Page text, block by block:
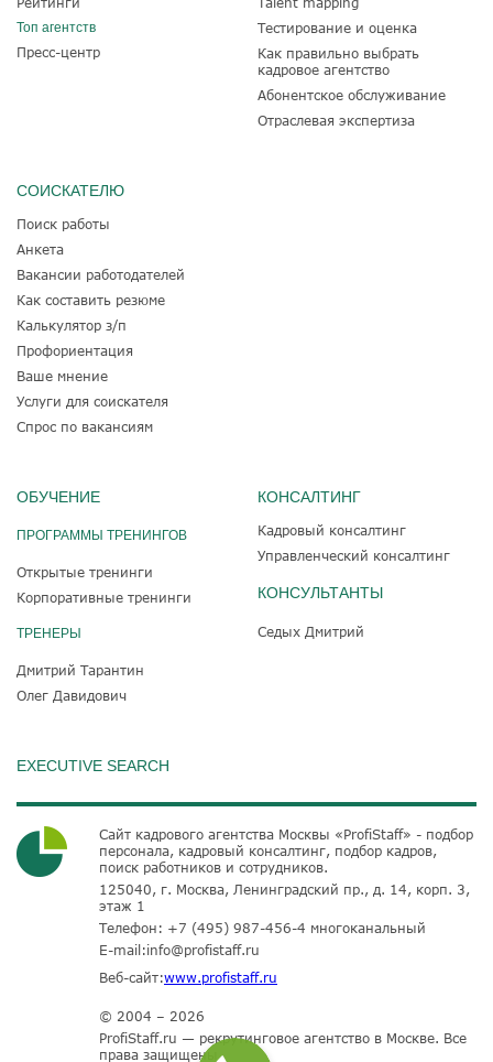
Топ агентств
Пресс-центр
Тестирование и оценка
Как правильно выбрать
кадровое агентство
Абонентское обслуживание
Отраслевая экспертиза
СОИСКАТЕЛЮ
Поиск работы
Анкета
Вакансии работодателей
Как составить резюме
Калькулятор з/п
Профориентация
Ваше мнение
Услуги для соискателя
Спрос по вакансиям
ОБУЧЕНИЕ
ПРОГРАММЫ ТРЕНИНГОВ
Открытые тренинги
Корпоративные тренинги
ТРЕНЕРЫ
Дмитрий Тарантин
Олег Давидович
КОНСАЛТИНГ
Кадровый консалтинг
Управленческий консалтинг
КОНСУЛЬТАНТЫ
Седых Дмитрий
EXECUTIVE SEARCH
Сайт кадрового агентства Москвы «ProfiStaff» - подбор
персонала, кадровый консалтинг, подбор кадров,
поиск работников и сотрудников.
125040, г. Москва, Ленинградский пр., д. 14, корп. 3,
этаж 1
Телефон: +7 (495) 987-456-4 многоканальный
E-mail:info@profistaff.ru
Веб-сайт:www.profistaff.ru
© 2004 – 2026
ProfiStaff.ru — рекрутинговое агентство в Москве. Все
права защищены